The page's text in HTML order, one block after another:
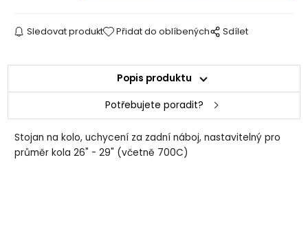
Sledovat produkt Přidat do oblíbených Sdílet
Popis produktu
Potřebujete poradit?
Stojan na kolo, uchycení za zadní náboj, nastavitelný pro
průměr kola 26" - 29" (včetně 700C)